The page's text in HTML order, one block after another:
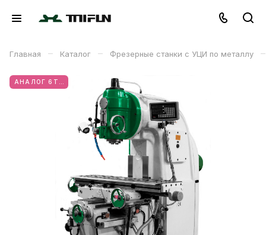
Главная – Каталог – Фрезерные станки с УЦИ по металлу –